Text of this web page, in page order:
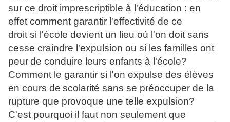
sur ce droit imprescriptible à l'éducation : en
effet comment garantir l'effectivité de ce
droit si l'école devient un lieu où l'on doit sans
cesse craindre l'expulsion ou si les familles ont
peurde conduire leurs enfants à l'école?
Comment le garantir si l'on expulse des élèves
en cours de scolarité sans se préoccuper de la
rupture que provoque une telle expulsion?
C'est pourquoi il faut non seulement que